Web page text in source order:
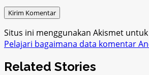
Situs ini menggunakan Akismet
Pelajari bagaimana data komentar
Related Stories